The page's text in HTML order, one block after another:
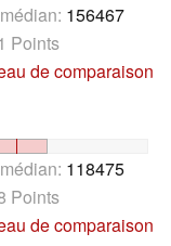
156467
Points
de comparaison
118475
Points
de comparaison